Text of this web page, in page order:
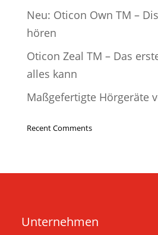
Neu: Oticon Own TM –
hören
Oticon Zeal TM – Das
alles kann
Maßgefertigte Hörgeräte
Recent Comments
Unternehmen